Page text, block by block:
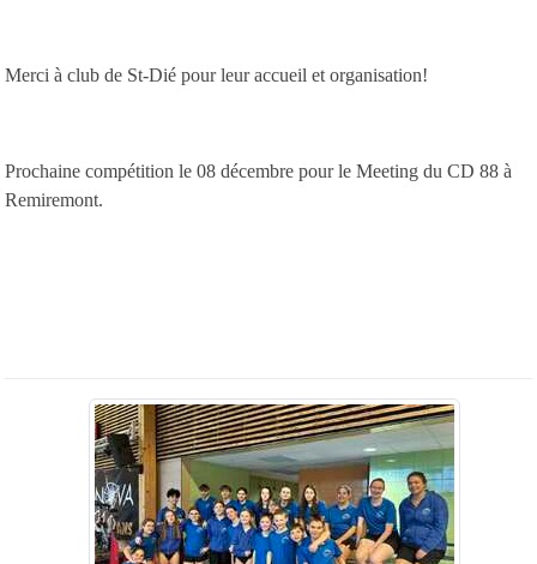
Merci à club de St-Dié pour leur accueil et organisation!
Prochaine compétition le 08 décembre pour le Meeting du CD 88 à
Remiremont.